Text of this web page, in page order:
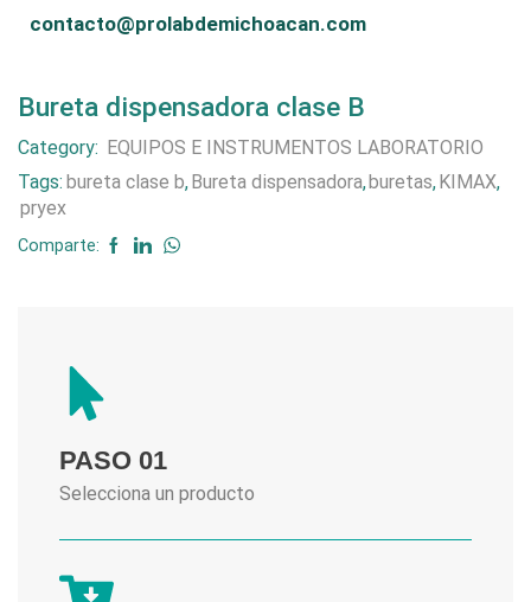
contacto@prolabdemichoacan.com
Bureta dispensadora clase B
Category: EQUIPOS E INSTRUMENTOS LABORATORIO
Tags: bureta clase b,Bureta dispensadora,buretas,KIMAX,
pryex
Comparte:
PASO 01
Selecciona un producto